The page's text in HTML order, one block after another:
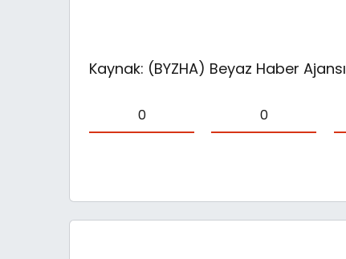
Kaynak: (BYZHA) Beyaz Haber Ajansı
0 0